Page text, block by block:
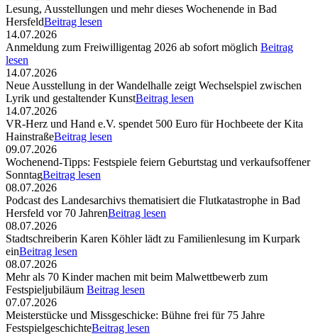
Lesung, Ausstellungen und mehr dieses Wochenende in Bad
HersfeldBeitrag lesen
14.07.2026
Anmeldung zum Freiwilligentag 2026 ab sofort möglich Beitrag
lesen
14.07.2026
Neue Ausstellung in der Wandelhalle zeigt Wechselspiel zwischen
Lyrik und gestaltender KunstBeitrag lesen
14.07.2026
VR-Herz und Hand e.V. spendet 500 Euro für Hochbeete der Kita
HainstraßeBeitrag lesen
09.07.2026
Wochenend-Tipps: Festspiele feiern Geburtstag und verkaufsoffener
SonntagBeitrag lesen
08.07.2026
Podcast des Landesarchivs thematisiert die Flutkatastrophe in Bad
Hersfeld vor 70 JahrenBeitrag lesen
08.07.2026
Stadtschreiberin Karen Köhler lädt zu Familienlesung im Kurpark
einBeitrag lesen
08.07.2026
Mehr als 70 Kinder machen mit beim Malwettbewerb zum
Festspieljubiläum Beitrag lesen
07.07.2026
Meisterstücke und Missgeschicke: Bühne frei für 75 Jahre
FestspielgeschichteBeitrag lesen